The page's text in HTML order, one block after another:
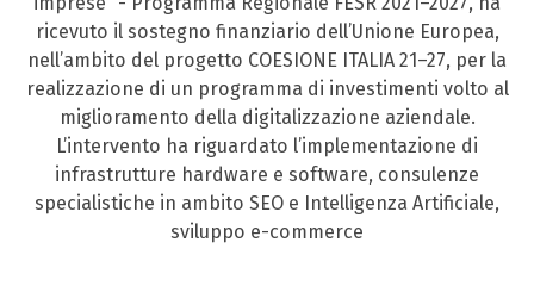
ricevuto il sostegno finanziario dell’Unione Europea,
nell’ambito del progetto COESIONE ITALIA 21–27, per la
realizzazione di un programma di investimenti volto al
miglioramento della digitalizzazione aziendale.
L’intervento ha riguardato l’implementazione di
infrastrutture hardware e software, consulenze
specialistiche in ambito SEO e Intelligenza Artificiale,
sviluppo e-commerce